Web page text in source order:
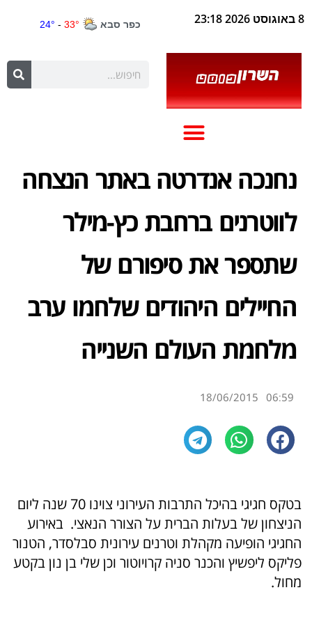
8 באוגוסט 2026 23:18
נחנכה אנדרטה באתר הנצחה
לווטרנים ברחבת כץ-מילר
שתספר את סיפורם של
החיילים היהודים שלחמו ערב
מלחמת העולם השנייה
06:59
18/06/2015
בטקס חגיגי בהיכל התרבות העירוני צוינו 70 שנה ליום
הניצחון של בעלות הברית על הצורר הנאצי. באירוע
החגיגי הופיעה מקהלת וטרנים עירונית סבלסדר, הטנור
פליקס ליפשיץ והכנר סניה קרויוטור וכן שלי בן נון בקטע
מחול.